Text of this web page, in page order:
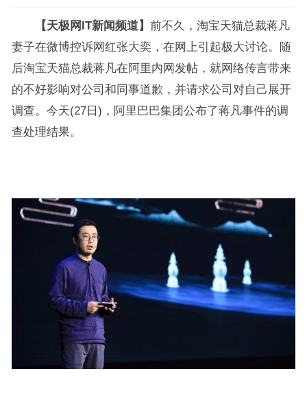
【天极网IT新闻频道】 前不久，淘宝天猫总裁蒋凡
妻子在微博控诉网红张大奕，在网上引起极大讨论。随
后淘宝天猫总裁蒋凡在阿里内网发帖，就网络传言带来
的不好影响对公司和同事道歉，并请求公司对自己展开
调查。今天(27日)，阿里巴巴集团公布了蒋凡事件的调
查处理结果。